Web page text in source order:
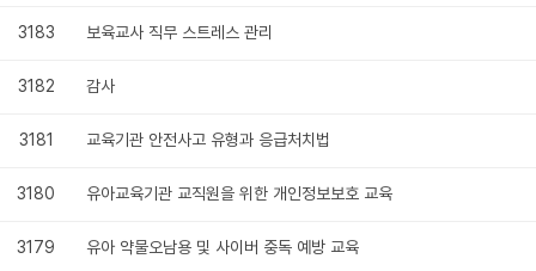
3183 보육교사 직무 스트레스 관리
3182 감사
3181 교육기관 안전사고 유형과 응급처치법
3180 유아교육기관 교직원을 위한 개인정보보호 교육
3179 유아 약물오남용 및 사이버 중독 예방 교육